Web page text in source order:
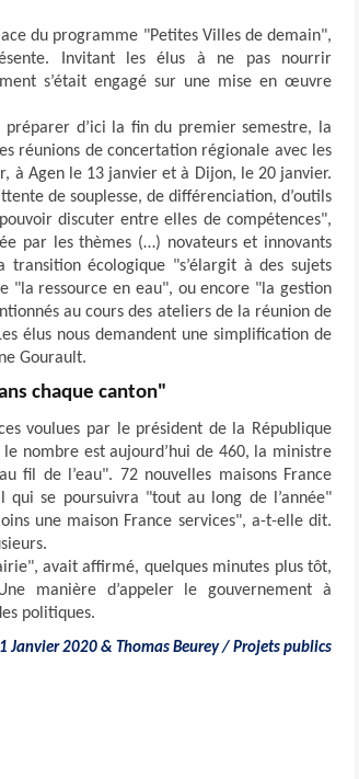
du programme "Petites Villes de demain",
Invitant les élus à ne pas nourrir
s’était engagé sur une mise en œuvre
d’ici la fin du premier semestre, la
réunions de concertation régionale avec les
à Agen le 13 janvier et à Dijon, le 20 janvier.
de souplesse, de différenciation, d’outils
discuter entre elles de compétences",
par les thèmes (…) novateurs et innovants
écologique "s’élargit à des sujets
"la ressource en eau", ou encore "la gestion
au cours des ateliers de la réunion de
élus nous demandent une simplification de
Gourault.
chaque canton"
voulues par le président de la République
nombre est aujourd’hui de 460, la ministre
fil de l’eau". 72 nouvelles maisons France
se poursuivra "tout au long de l’année"
une maison France services", a-t-elle dit.
avait affirmé, quelques minutes plus tôt,
manière d’appeler le gouvernement à
politiques.
Janvier 2020 & Thomas Beurey / Projets publics